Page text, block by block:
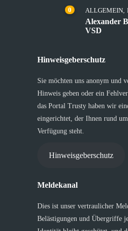
0 ALLGEMEIN,
Alexander
VSD
Hinweisgeberschutz
Sie möchten uns anonym und
Hinweis geben oder ein
das Portal Trusty haben wir
eingerichtet, der Ihnen rund
Verfügung steht.
Hinweisgeberschutz
Meldekanal
Dies ist unser vertraulicher
Belästigungen und Übergriffe